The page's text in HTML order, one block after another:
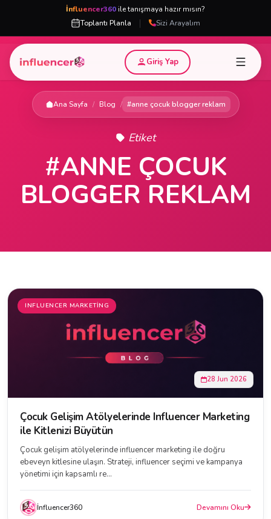
İnfluencer360 ile tanışmaya hazır mısın?
Toplantı Planla
| Sizi Arayalım
Giriş Yap
Ana Sayfa / Blog / #anne çocuk blogger reklam
Etiket
#ANNE ÇOCUK
BLOGGER REKLAM
INFLUENCER MARKETING
28 Jun 2026
Çocuk Gelişim Atölyelerinde Influencer Marketing
ile Kitlenizi Büyütün
Çocuk gelişim atölyelerinde influencer marketing ile doğru
ebeveyn kitlesine ulaşın. Strateji, influencer seçimi ve kampanya
yönetimi için kapsamlı re...
İnfluencer360 Devamını Oku